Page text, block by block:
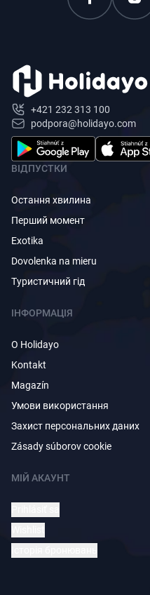
+421 232 313 100
podpora@holidayo.com
ВІДПУСТКИ
Остання хвилина
Перший момент
Exotika
Dovolenka na mieru
Туристичний гід
ІНФОРМАЦІЯ
O Holidayo
Kontakt
Magazín
Умови використання
Захист персональних даних
Zásady súborov cookie
МІЙ АКАУНТ